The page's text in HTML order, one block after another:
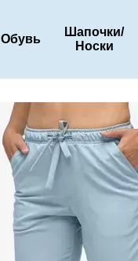
Обувь
Шапочки/
Носки